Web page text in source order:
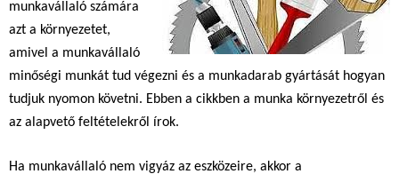
munkavállaló számára
azt a környezetet,
amivel a munkavállaló
minőségi munkát tud végezni és a munkadarab gyártását hogyan
tudjuk nyomon követni. Ebben a cikkben a munka környezetről és
az alapvető feltételekről írok.
Ha munkavállaló nem vigyáz az eszközeire, akkor a